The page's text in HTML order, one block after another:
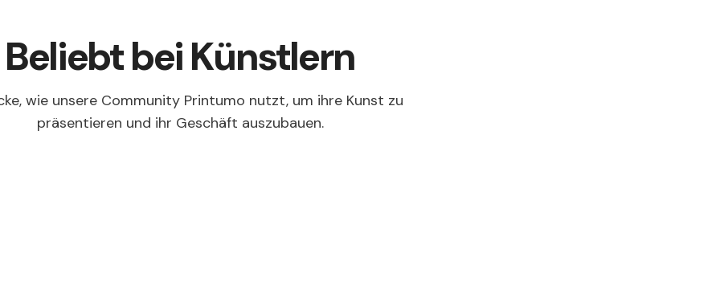
Beliebt bei Künstlern
wie unsere Community Printumo nutzt, um ihre Kunst zu
präsentieren und ihr Geschäft auszubauen.